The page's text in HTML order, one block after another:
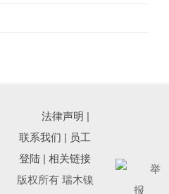
法律声明 |
联系我们 | 员工
登陆 |相关链接
版权所有 瑞木镍